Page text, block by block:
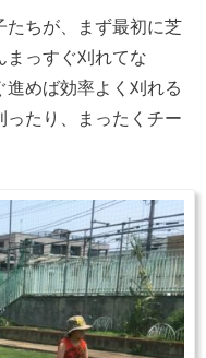
たちが、まず最初に芝
まっすぐ刈れてな
めば効率よく刈れる
たり、まったくチー